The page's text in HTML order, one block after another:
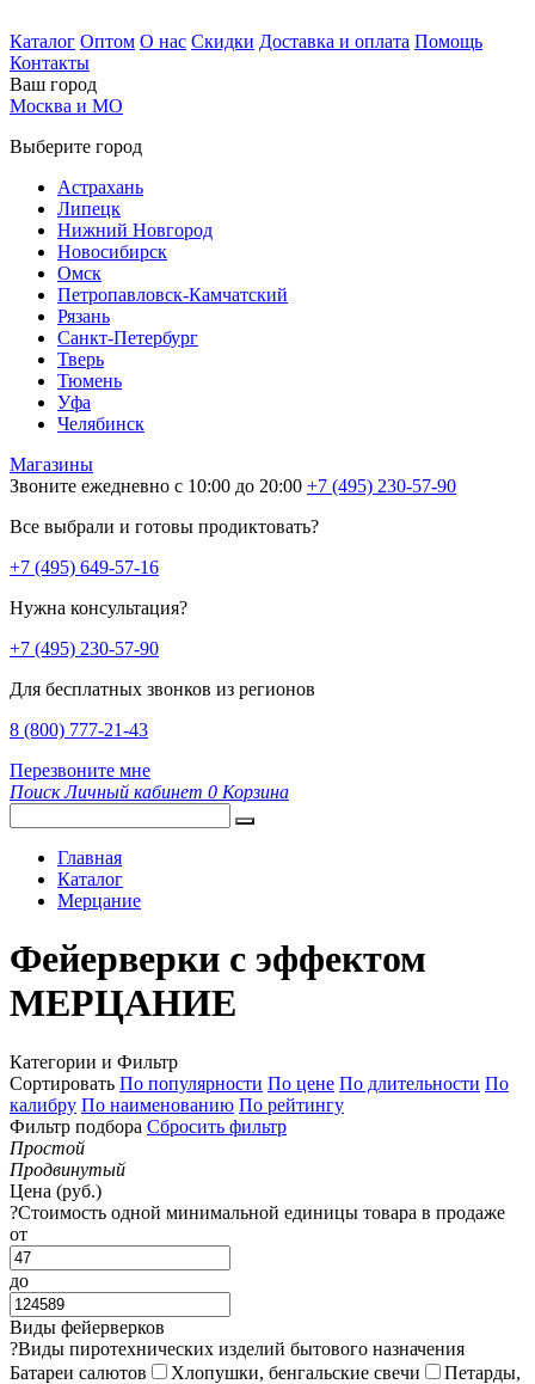
Каталог Оптом О нас Скидки Доставка и оплата Помощь
Контакты
Ваш город
Москва и МО
Выберите город
Астрахань
Липецк
Нижний Новгород
Новосибирск
Омск
Петропавловск-Камчатский
Рязань
Санкт-Петербург
Тверь
Тюмень
Уфа
Челябинск
Магазины
Звоните ежедневно с 10:00 до 20:00 +7 (495) 230-57-90
Все выбрали и готовы продиктовать?
+7 (495) 649-57-16
Нужна консультация?
+7 (495) 230-57-90
Для бесплатных звонков из регионов
8 (800) 777-21-43
Перезвоните мне
Поиск Личный кабинет 0 Корзина
Главная
Каталог
Мерцание
Фейерверки с эффектом
МЕРЦАНИЕ
Категории и Фильтр
Сортировать По популярности По цене По длительности По
калибру По наименованию По рейтингу
Фильтр подбора Сбросить фильтр
Простой
Продвинутый
Цена (руб.)
?Стоимость одной минимальной единицы товара в продаже
от
до
Виды фейерверков
?Виды пиротехнических изделий бытового назначения
Батареи салютов
Хлопушки, бенгальские свечи
Петарды,